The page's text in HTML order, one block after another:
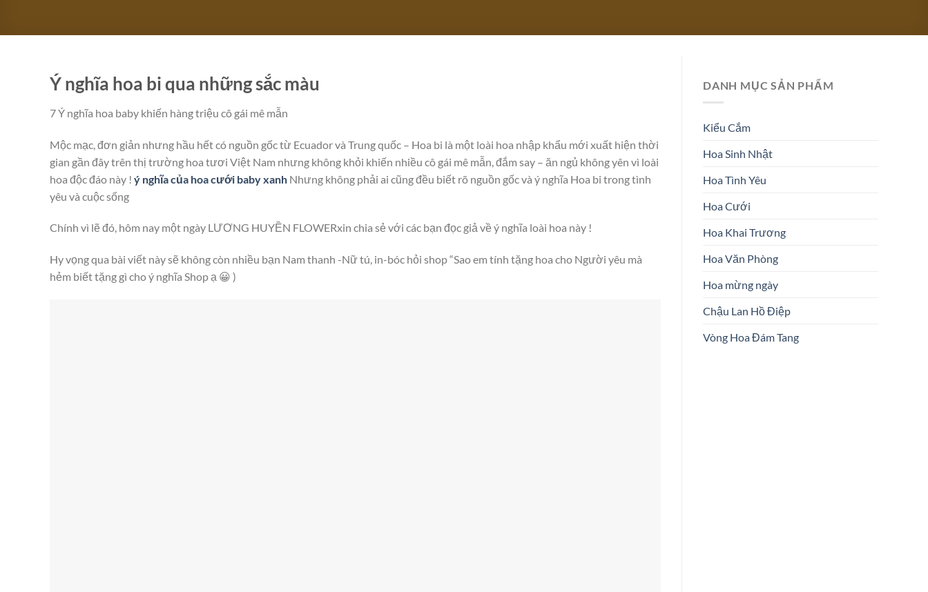
Ý nghĩa hoa bi qua những sắc màu
7 Ý nghĩa hoa baby khiến hàng triệu cô gái mê mẫn
Mộc mạc, đơn giản nhưng hầu hết có nguồn gốc từ Ecuador và Trung quốc – Hoa bi là một loài hoa nhập khẩu mới xuất hiện thời
gian gần đây trên thị trường hoa tươi Việt Nam nhưng không khỏi khiến nhiều cô gái mê mẫn, đắm say – ăn ngủ không yên vì loài
hoa độc đáo này ! ý nghĩa của hoa cưới baby xanh Nhưng không phải ai cũng đều biết rõ nguồn gốc và ý nghĩa Hoa bi trong tình
yêu và cuộc sống
Chính vì lẽ đó, hôm nay một ngày LƯƠNG HUYỀN FLOWERxin chia sẻ với các bạn đọc giả về ý nghĩa loài hoa này !
Hy vọng qua bài viết này sẽ không còn nhiều bạn Nam thanh -Nữ tú, in-bóc hỏi shop “Sao em tính tặng hoa cho Người yêu mà
hẻm biết tặng gì cho ý nghĩa Shop ạ 😀 )
DANH MỤC SẢN PHẨM
Kiểu Cắm
Hoa Sinh Nhật
Hoa Tình Yêu
Hoa Cưới
Hoa Khai Trương
Hoa Văn Phòng
Hoa mừng ngày
Chậu Lan Hồ Điệp
Vòng Hoa Đám Tang